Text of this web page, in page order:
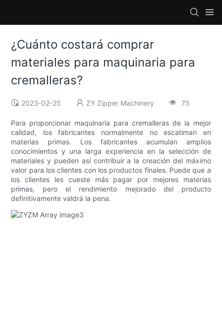
¿Cuánto costará comprar
materiales para maquinaria para
cremalleras?
2023-02-25 ZY Zipper Machinery 75
Para proporcionar maquinaria para cremalleras de la mejor
calidad, los fabricantes normalmente no escatiman en
materias primas. Los fabricantes acumulan amplios
conocimientos y una larga experiencia en la selección de
materiales y pueden así contribuir a la creación del máximo
valor para los clientes con los productos finales. Puede que a
los clientes les cueste más pagar por mejores materias
primas, pero el rendimiento mejorado del producto
definitivamente valdrá la pena.